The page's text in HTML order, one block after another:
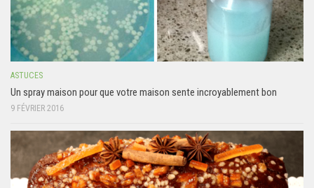
ASTUCES
Un spray maison pour que votre maison sente incroyablement bon
9 FÉVRIER 2016